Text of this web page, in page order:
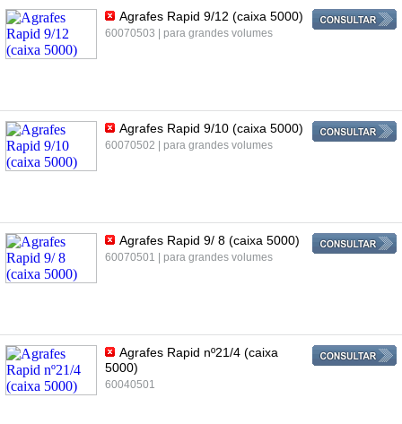
Agrafes Rapid 9/12 (caixa 5000)
60070503 | para grandes volumes
Agrafes Rapid 9/10 (caixa 5000)
60070502 | para grandes volumes
Agrafes Rapid 9/ 8 (caixa 5000)
60070501 | para grandes volumes
Agrafes Rapid nº21/4 (caixa
5000)
60040501